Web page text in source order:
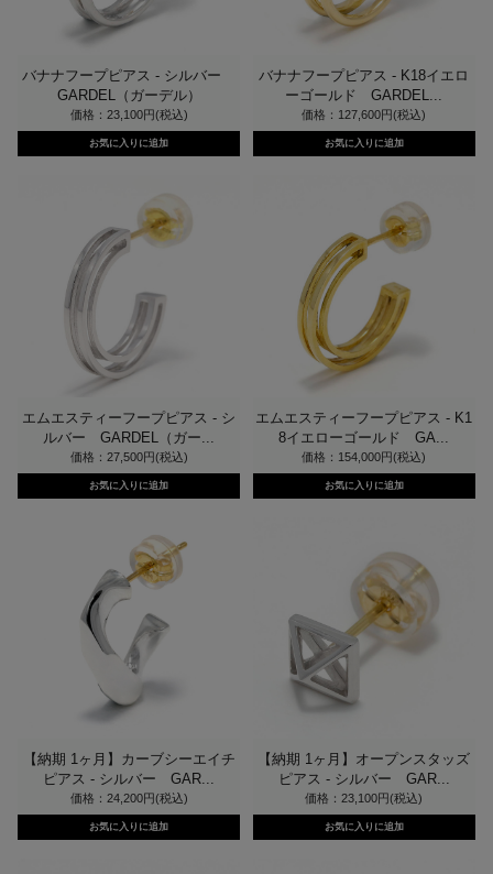
バナナフープピアス - シルバー
GARDEL（ガーデル）
価格：23,100円(税込)
バナナフープピアス - K18イエロ
ーゴールド GARDEL...
価格：127,600円(税込)
エムエスティーフープピアス - シ
ルバー GARDEL（ガー...
価格：27,500円(税込)
エムエスティーフープピアス - K1
8イエローゴールド GA...
価格：154,000円(税込)
【納期 1ヶ月】カーブシーエイチ
ピアス - シルバー GAR...
価格：24,200円(税込)
【納期 1ヶ月】オープンスタッズ
ピアス - シルバー GAR...
価格：23,100円(税込)